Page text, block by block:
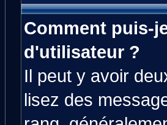
Comment puis-
d'utilisateur ?
Il peut y avoir
lisez des